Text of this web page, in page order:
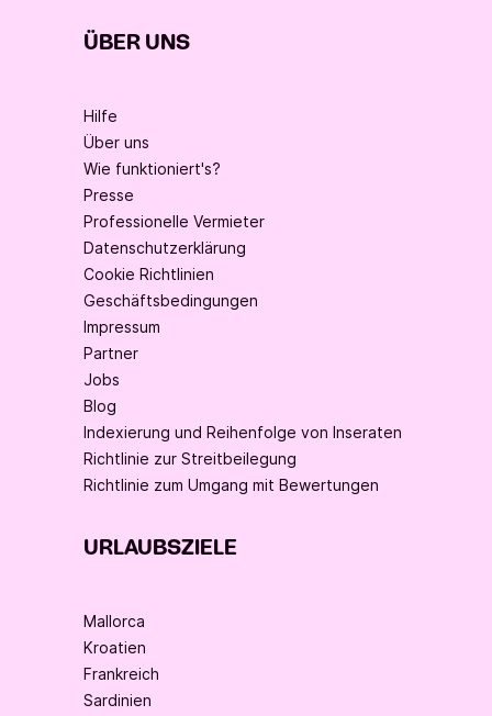
ÜBER UNS
Hilfe
Über uns
Wie funktioniert's?
Presse
Professionelle Vermieter
Datenschutzerklärung
Cookie Richtlinien
Geschäftsbedingungen
Impressum
Partner
Jobs
Blog
Indexierung und Reihenfolge von Inseraten
Richtlinie zur Streitbeilegung
Richtlinie zum Umgang mit Bewertungen
URLAUBSZIELE
Mallorca
Kroatien
Frankreich
Sardinien